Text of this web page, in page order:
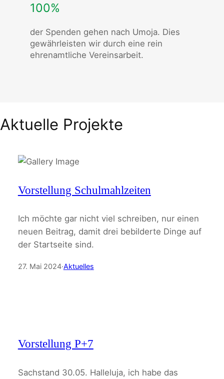
100%
der Spenden gehen nach Umoja. Dies
gewährleisten wir durch eine rein
ehrenamtliche Vereinsarbeit.
Aktuelle Projekte
Vorstellung Schulmahlzeiten
Ich möchte gar nicht viel schreiben, nur einen
neuen Beitrag, damit drei bebilderte Dinge auf
der Startseite sind.
27. Mai 2024·Aktuelles
Vorstellung P+7
Sachstand 30.05. Halleluja, ich habe das